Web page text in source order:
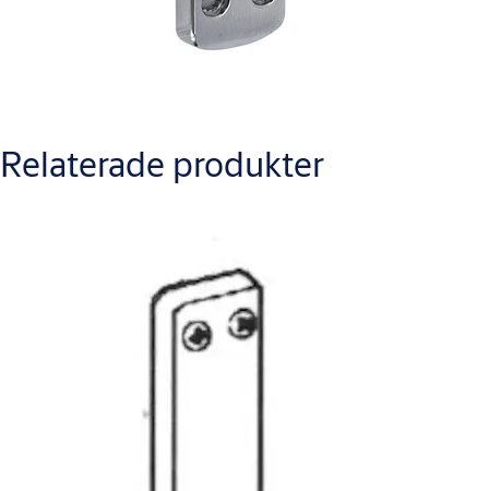
Relaterade produkter